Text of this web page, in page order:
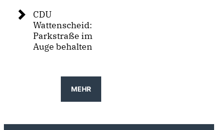
CDU
Wattenscheid:
Parkstraße im
Auge behalten
MEHR